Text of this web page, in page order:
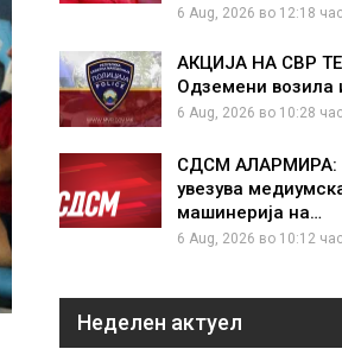
6 Aug, 2026 во 12:18
АКЦИЈА НА СВР
Одземени возила
6 Aug, 2026 во 10:28
СДСМ АЛАРМИРА:
увезува
машинерија на…
6 Aug, 2026 во 10:12
Неделен актуел